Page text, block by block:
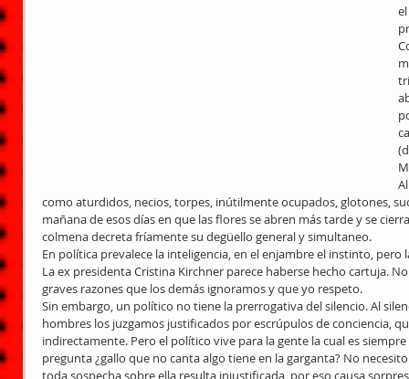
como aturdidos, necios, torpes, inútilmente ocupados, glotones,
mañana de esos días en que las flores se abren más tarde y se
colmena decreta fríamente su degüello general y simultaneo.
En política prevalece la inteligencia, en el enjambre el instinto, pero
La ex presidenta Cristina Kirchner parece haberse hecho cartuja.
graves razones que los demás ignoramos y que yo respeto.
Sin embargo, un político no tiene la prerrogativa del silencio. Al
hombres los juzgamos justificados por escrúpulos de conciencia,
indirectamente. Pero el político vive para la gente la cual es
pregunta ¿gallo que no canta algo tiene en la garganta? No
toda sospecha sobre ella resulta injustificada, por eso causa